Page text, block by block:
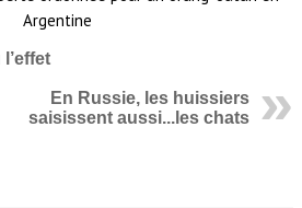
En Russie, les huissiers
saisissent aussi...les chats